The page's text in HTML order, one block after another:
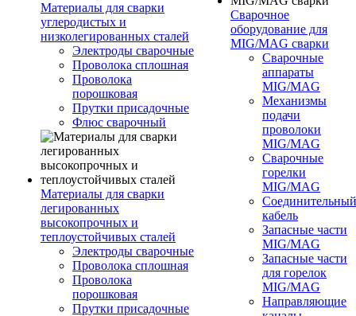
Материалы для сварки
углеродистых и
низколегированных сталей
Электроды сварочные
Проволока сплошная
Проволока
порошковая
Прутки присадочные
Флюс сварочный
Материалы для сварки
легированных
высокопрочных и
теплоустойчивых сталей
Электроды сварочные
Проволока сплошная
Проволока
порошковая
Прутки присадочные
Сварочное
оборудование для
MIG/MAG сварки
Сварочные
аппараты
MIG/MAG
Механизмы
подачи
проволоки
MIG/MAG
Сварочные
горелки
MIG/MAG
Соединительный
кабель
Запасные части
MIG/MAG
Запасные части
для горелок
MIG/MAG
Направляющие